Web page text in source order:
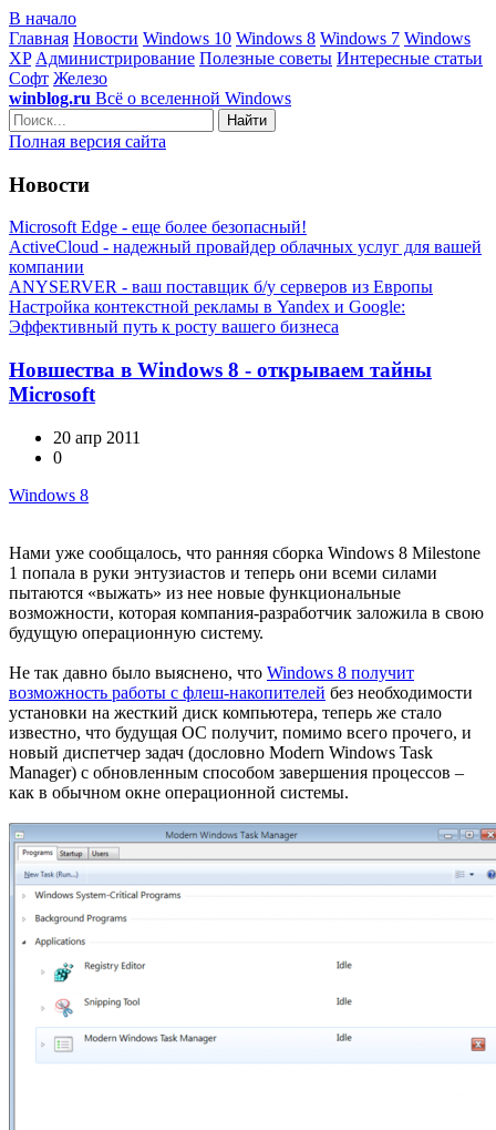
В начало
Главная Новости Windows 10 Windows 8 Windows 7 Windows
XP Администрирование Полезные советы Интересные статьи
Софт Железо
winblog.ru Всё о вселенной Windows
Найти
Полная версия сайта
Новости
Microsoft Edge - еще более безопасный!
ActiveCloud - надежный провайдер облачных услуг для вашей
компании
ANYSERVER - ваш поставщик б/у серверов из Европы
Настройка контекстной рекламы в Yandex и Google:
Эффективный путь к росту вашего бизнеса
Новшества в Windows 8 - открываем тайны
Microsoft
20 апр 2011
0
Windows 8
Нами уже сообщалось, что ранняя сборка Windows 8 Milestone
1 попала в руки энтузиастов и теперь они всеми силами
пытаются «выжать» из нее новые функциональные
возможности, которая компания-разработчик заложила в свою
будущую операционную систему.
Не так давно было выяснено, что Windows 8 получит
возможность работы с флеш-накопителей без необходимости
установки на жесткий диск компьютера, теперь же стало
известно, что будущая ОС получит, помимо всего прочего, и
новый диспетчер задач (дословно Modern Windows Task
Manager) с обновленным способом завершения процессов –
как в обычном окне операционной системы.